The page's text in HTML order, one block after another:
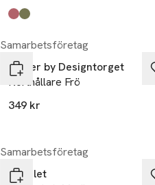
Produkten finns i färgerna:
watermelon pink
pistachio green
Samarbetsföretag
Atelier by Designtorget
Korthållare Frö
349 kr
Samarbetsföretag
Cavalet